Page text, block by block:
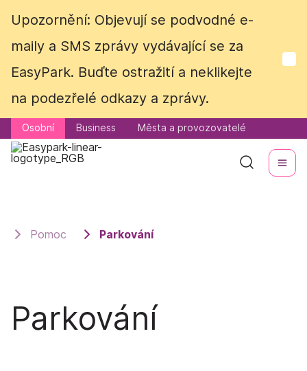
Upozornění: Objevují se podvodné e-
maily a SMS zprávy vydávající se za
EasyPark. Buďte ostražití a neklikejte
na podezřelé odkazy a zprávy.
Osobní Business Města a provozovatelé
Upozornění: Objevují se podvodné e-
maily a SMS zprávy vydávající se za
EasyPark. Buďte ostražití a neklikejte
na podezřelé odkazy a zprávy.
Osobní Business Města a provozovatelé
Pomoc Parkování
Parkování